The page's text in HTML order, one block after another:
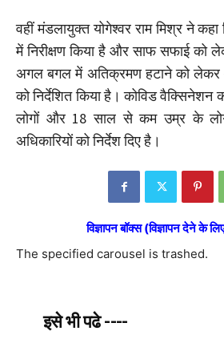
वहीं मंडलायुक्त योगेश्वर राम मिश्र ने
में निरीक्षण किया है और साफ सफाई को
अगल बगल में अतिक्रमण हटाने को लेकर
को निर्देशित किया है। कोविड वैक्सिनेशन
लोगों और 18 साल से कम उम्र के
अधिकारियों को निर्देश दिए है।
विज्ञापन बॉक्स (विज्ञापन देने के
The specified carousel is trashed.
इसे भी पढे ----